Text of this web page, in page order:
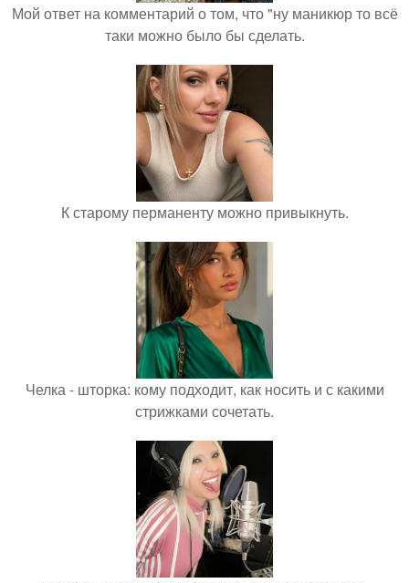
Мой ответ на комментарий о том, что "ну маникюр то всё
таки можно было бы сделать.
К старому перманенту можно привыкнуть.
Челка - шторка: кому подходит, как носить и с какими
стрижками сочетать.